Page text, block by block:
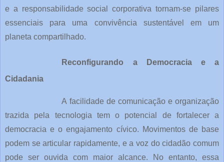
e a responsabilidade social corporativa tornam-se pilares
essenciais para uma convivência sustentável em um
planeta compartilhado.
Reconfigurando a Democracia e a
Cidadania
A facilidade de comunicação e organização
trazida pela tecnologia tem o potencial de fortalecer a
democracia e o engajamento cívico. Movimentos de base
podem se articular rapidamente, e a voz do cidadão comum
pode ser ouvida com maior alcance. No entanto, essa